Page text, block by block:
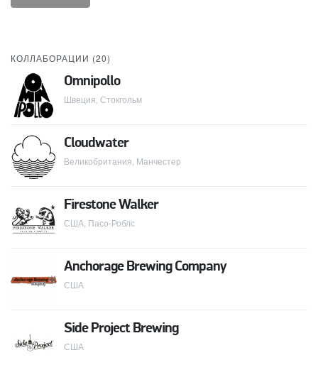
КОЛЛАБОРАЦИИ (20)
Omnipollo
Швеция, Стокгольм
Cloudwater
Великобритания, Манчестер
Firestone Walker
США, Пасо-Роблс
Anchorage Brewing Company
США
Side Project Brewing
США